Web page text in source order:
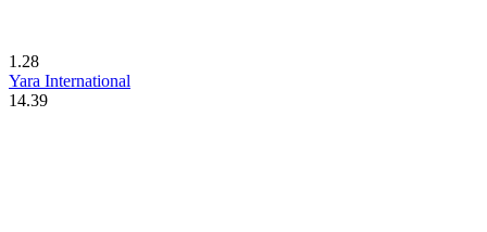
1.28
Yara International
14.39